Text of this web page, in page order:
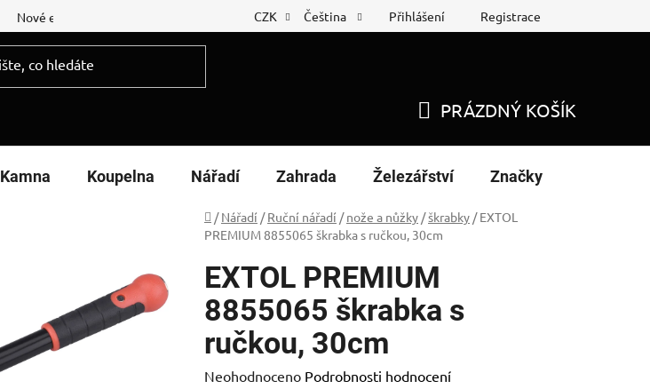
Nové energetické štítky Reklamační list Nákup na splátky
CZK Čeština Přihlášení Registrace
KOŠÍK
PRÁZDNÝ KOŠÍK
Kamna Koupelna Nářadí Zahrada Železářství Značky
Domů
/ Nářadí / Ruční nářadí / nože a nůžky /škrabky / EXTOL
PREMIUM 8855065 škrabka s ručkou, 30cm
EXTOL PREMIUM
8855065 škrabka s
ručkou, 30cm
Průměrné
Neohodnoceno Podrobnosti hodnocení